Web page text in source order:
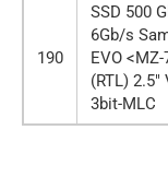
190
SSD 500
6Gb/s
EVO
(RTL) 2.5″
3bit-MLC